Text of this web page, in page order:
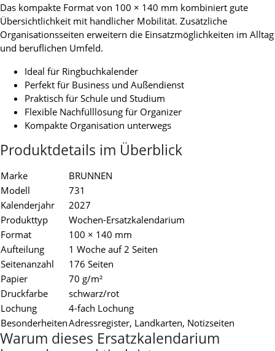
Das kompakte Format von 100 × 140 mm kombiniert gute
Übersichtlichkeit mit handlicher Mobilität. Zusätzliche
Organisationsseiten erweitern die Einsatzmöglichkeiten im Alltag
und beruflichen Umfeld.
Ideal für Ringbuchkalender
Perfekt für Business und Außendienst
Praktisch für Schule und Studium
Flexible Nachfülllösung für Organizer
Kompakte Organisation unterwegs
Produktdetails im Überblick
Marke
BRUNNEN
Modell
731
Kalenderjahr
2027
Produkttyp
Wochen-Ersatzkalendarium
Format
100 × 140 mm
Aufteilung
1 Woche auf 2 Seiten
Seitenanzahl
176 Seiten
Papier
70 g/m²
Druckfarbe
schwarz/rot
Lochung
4-fach Lochung
BesonderheitenAdressregister, Landkarten, Notizseiten
Warum dieses Ersatzkalendarium